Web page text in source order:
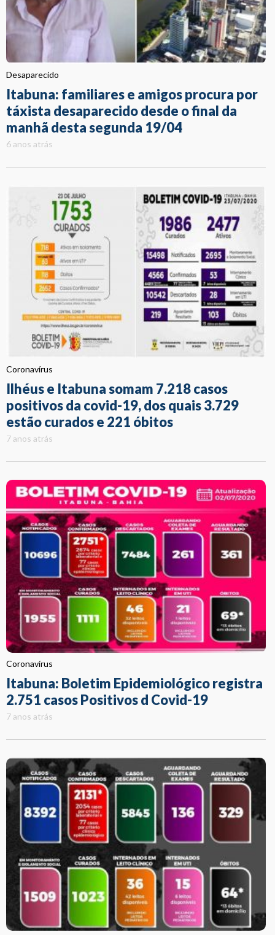
Desaparecido
Itabuna: familiares e amigos procura por
táxista desaparecido desde o final da
manhã desta segunda 19/04
6 anos atrás
Coronavírus
Ilhéus e Itabuna somam 7.218 casos
positivos da covid-19, dos quais 3.729
estão curados e 221 óbitos
7 anos atrás
Coronavírus
Itabuna: Boletim Epidemiológico registra
2.751 casos Positivos d Covid-19
7 anos atrás